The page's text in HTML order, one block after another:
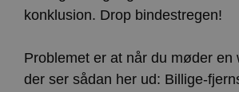
konklusion. Drop bindestregen!
Problemet er at når du møder en
der ser sådan her ud: Billige-